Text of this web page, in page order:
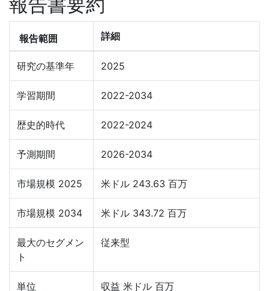
報告範囲 詳細
研究の基準年 2025
学習期間 2022-2034
歴史的時代 2022-2024
予測期間 2026-2034
市場規模 2025 米ドル 243.63 百万
市場規模 2034 米ドル 343.72 百万
最大のセグメン
ト
従来型
単位 収益 米ドル 百万